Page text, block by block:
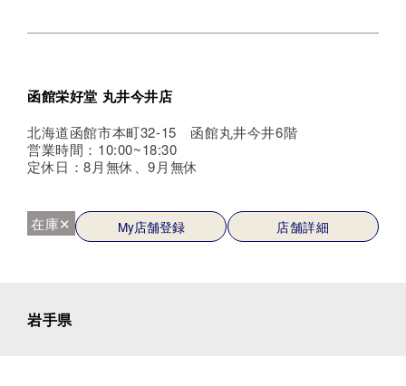
函館栄好堂 丸井今井店
北海道函館市本町32-15 函館丸井今井6階
営業時間：10:00~18:30
定休日：8月無休、9月無休
在庫✕ My店舗登録 店舗詳細
岩手県